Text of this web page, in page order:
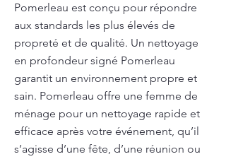
Pomerleau est conçu pour répondre
aux standards les plus élevés de
propreté et de qualité. Un nettoyage
en profondeur signé Pomerleau
garantit un environnement propre et
sain. Pomerleau offre une femme de
ménage pour un nettoyage rapide et
efficace après votre événement, qu’il
s’agisse d’une fête, d’une réunion ou